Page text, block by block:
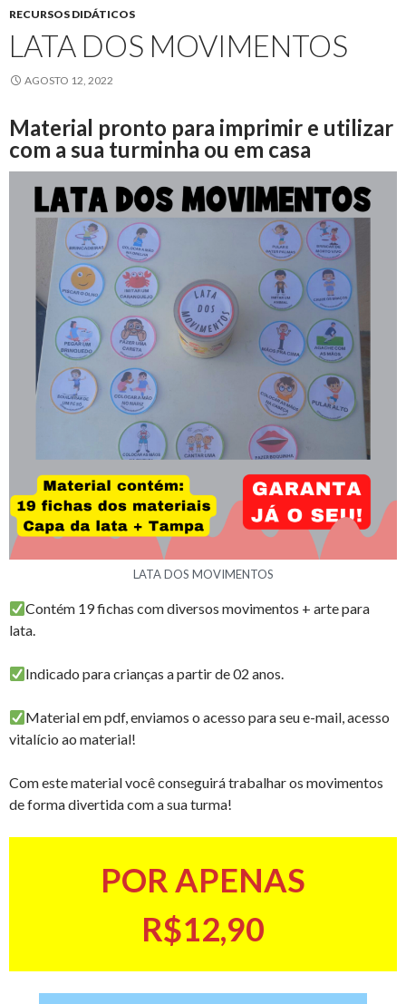
RECURSOS DIDÁTICOS
LATA DOS MOVIMENTOS
AGOSTO 12, 2022
Material pronto para imprimir e utilizar
com a sua turminha ou em casa
LATA DOS MOVIMENTOS
Contém 19 fichas com diversos movimentos + arte para
lata.
Indicado para crianças a partir de 02 anos.
Material em pdf, enviamos o acesso para seu e-mail, acesso
vitalício ao material!
Com este material você conseguirá trabalhar os movimentos
de forma divertida com a sua turma!
POR APENAS
R$12,90